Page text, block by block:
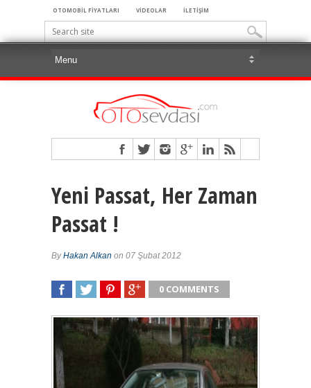
OTOMOBİL FİYATLARI VİDEOLAR İLETİŞİM
Yeni Passat, Her Zaman
Passat !
ByHakan Alkan on 07 Şubat 2012
0 COMMENTS